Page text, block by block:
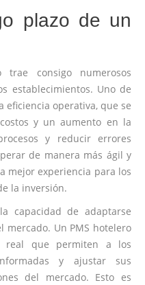
plazo de un
consigo numerosos
establecimientos. Uno de
eficiencia operativa, que se
y un aumento en la
y reducir errores
de manera más ágil y
mejor experiencia para los
la inversión.
capacidad de adaptarse
mercado. Un PMS hotelero
real que permiten a los
y ajustar sus
del mercado. Esto es